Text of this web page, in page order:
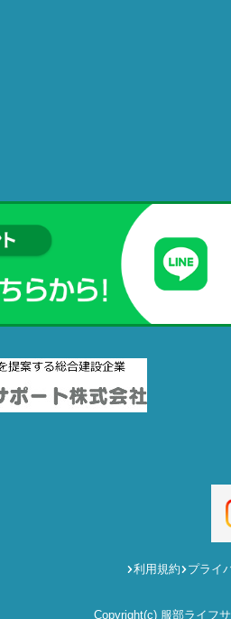
利用規約 プライ
Copyright(c) 服部ライフ